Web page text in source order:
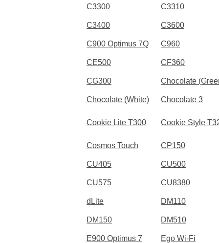
C3300 C3310
C3400 C3600
C900 Optimus 7Q C960
CE500 CF360
CG300 Chocolate
Chocolate (White) Chocolate 3
Cookie Lite T300 Cookie Style
Cosmos Touch CP150
CU405 CU500
CU575 CU8380
dLite DM110
DM150 DM510
E900 Optimus 7 Ego Wi-Fi